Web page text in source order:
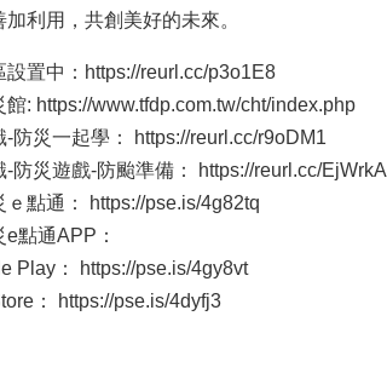
利用，共創美好的未來。
設置中：https://reurl.cc/p3o1E8
館: https://www.tfdp.com.tw/cht/index.php
-防災一起學： https://reurl.cc/r9oDM1
-防災遊戲-防颱準備： https://reurl.cc/EjWrkA
ｅ點通： https://pse.is/4g82tq
點通APP：
Play： https://pse.is/4gy8vt
： https://pse.is/4dyfj3